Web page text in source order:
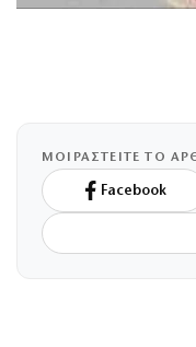
ΜΟΙΡΑΣΤΕΙΤΕ ΤΟ
Facebook